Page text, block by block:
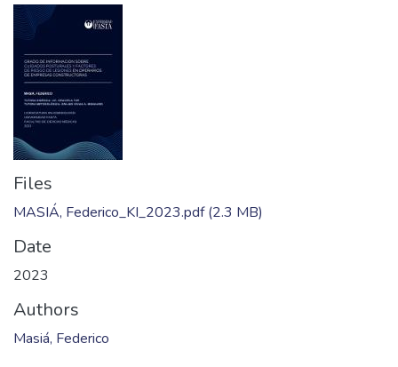
Files
MASIÁ, Federico_KI_2023.pdf(2.3 MB)
Date
2023
Authors
Masiá, Federico